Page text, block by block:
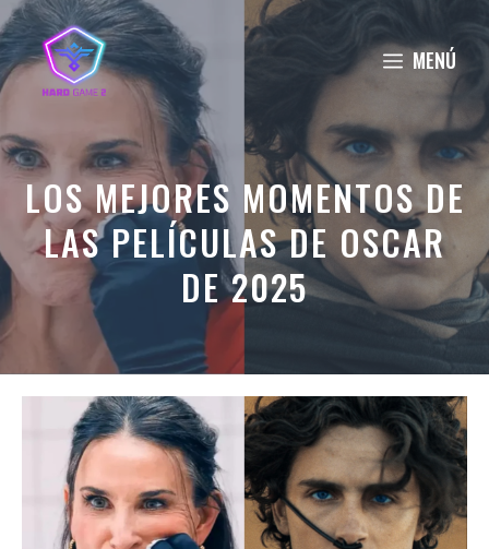
Saltar
al
contenido
MENÚ
LOS MEJORES MOMENTOS DE
LAS PELÍCULAS DE OSCAR
DE 2025